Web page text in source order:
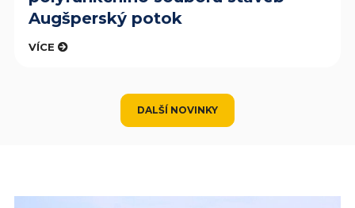
Augšperský potok
VÍCE
DALŠÍ NOVINKY